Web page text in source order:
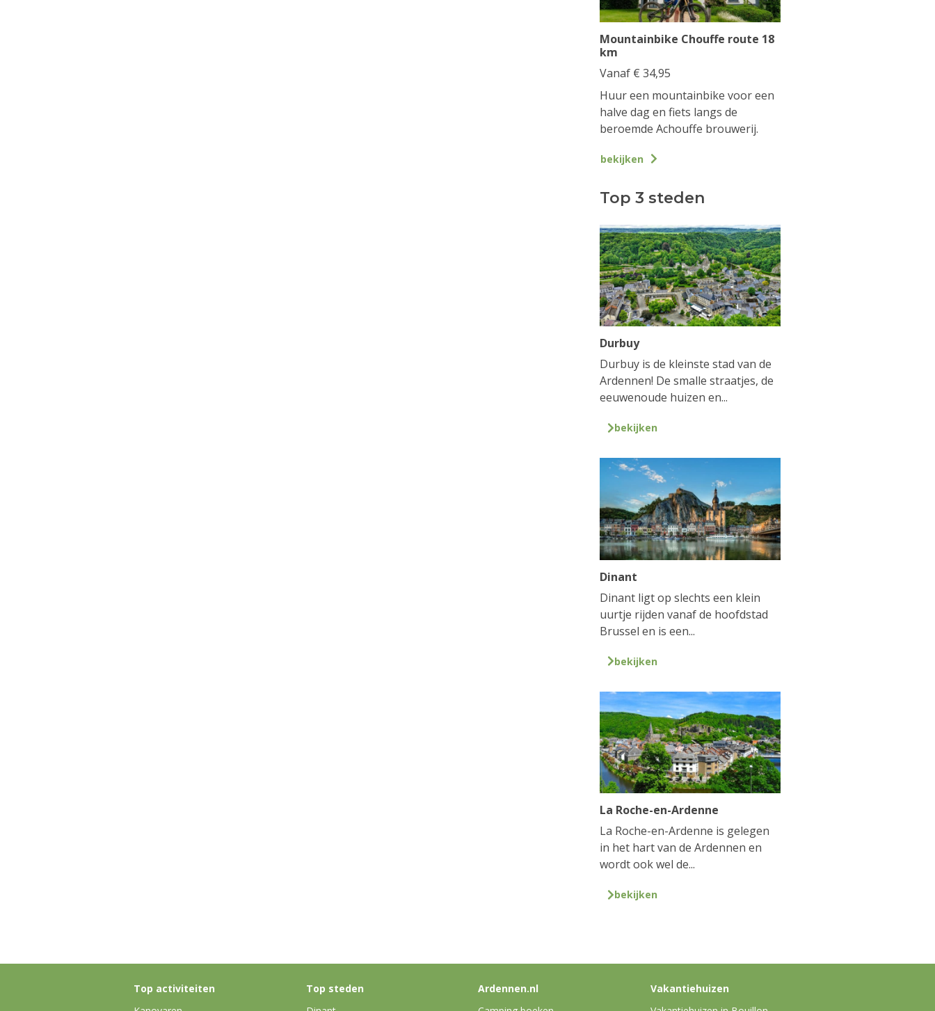
Mountainbike Chouffe route 18
km
Vanaf € 34,95
Huur een mountainbike voor een
halve dag en fiets langs de
beroemde Achouffe brouwerij.
bekijken
Top 3 steden
Durbuy
Durbuy is de kleinste stad van de
Ardennen! De smalle straatjes, de
eeuwenoude huizen en...
bekijken
Dinant
Dinant ligt op slechts een klein
uurtje rijden vanaf de hoofdstad
Brussel en is een...
bekijken
La Roche-en-Ardenne
La Roche-en-Ardenne is gelegen
in het hart van de Ardennen en
wordt ook wel de...
bekijken
Top activiteiten
Top steden
Ardennen.nl
Vakantiehuizen